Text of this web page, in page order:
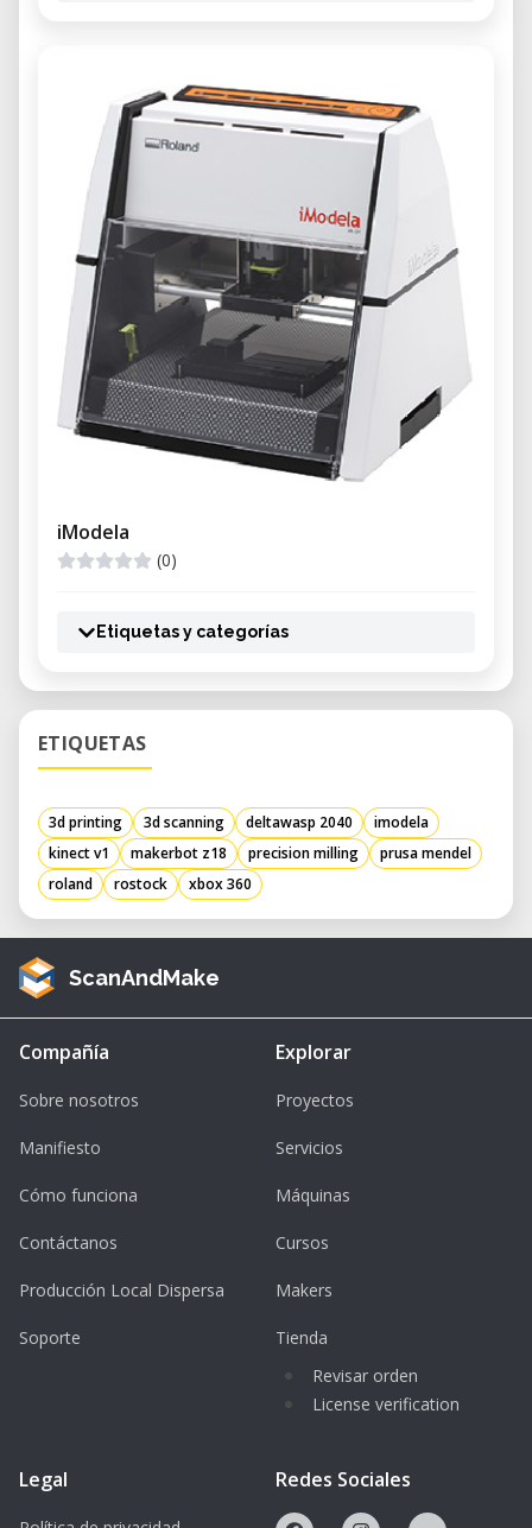
iModela
(0)
Etiquetas y categorías
ETIQUETAS
3d printing 3d scanning deltawasp 2040
imodela
kinect v1
makerbot z18 precision milling
prusa mendel
roland
rostock xbox 360
ScanAndMake
Compañía
Sobre nosotros
Manifiesto
Cómo funciona
Contáctanos
Producción Local Dispersa
Soporte
Explorar
Proyectos
Servicios
Máquinas
Cursos
Makers
Tienda
Revisar orden
License verification
Legal Redes Sociales